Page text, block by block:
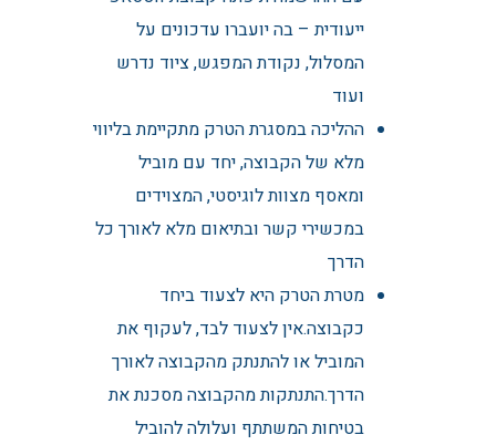
ייעודית – בה יועברו עדכונים על
המסלול, נקודת המפגש, ציוד נדרש
ועוד
ההליכה במסגרת הטרק מתקיימת בליווי
מלא של הקבוצה, יחד עם מוביל
ומאסף מצוות לוגיסטי, המצוידים
במכשירי קשר ובתיאום מלא לאורך כל
הדרך
מטרת הטרק היא לצעוד ביחד
כקבוצה.אין לצעוד לבד, לעקוף את
המוביל או להתנתק מהקבוצה לאורך
הדרך.התנתקות מהקבוצה מסכנת את
בטיחות המשתתף ועלולה להוביל